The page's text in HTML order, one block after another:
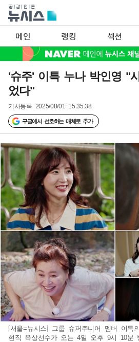
메인 랭킹 섹션
'슈주' 이특 누나 박인영 "
었다"
기사등록 2025/08/01 15:35:38
구글에서 선호하는 매체로 추가
[서울=뉴시스] 그룹 슈퍼주니어 멤버 이특
현직 육상선수가 오는 4일 오후 9시 10분